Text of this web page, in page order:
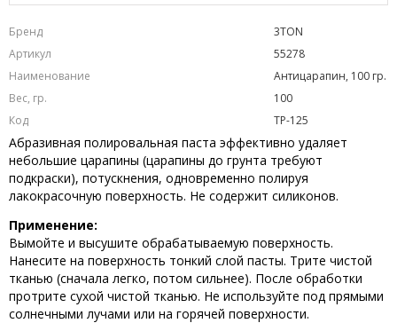
Бренд
3TON
Артикул
55278
Наименование
Антицарапин, 100 гр.
Вес, гр.
100
Код
TP-125
Абразивная полировальная паста эффективно удаляет
небольшие царапины (царапины до грунта требуют
подкраски), потускнения, одновременно полируя
лакокрасочную поверхность. Не содержит силиконов.
Применение:
Вымойте и высушите обрабатываемую поверхность.
Нанесите на поверхность тонкий слой пасты. Трите чистой
тканью (сначала легко, потом сильнее). После обработки
протрите сухой чистой тканью. Не используйте под прямыми
солнечными лучами или на горячей поверхности.